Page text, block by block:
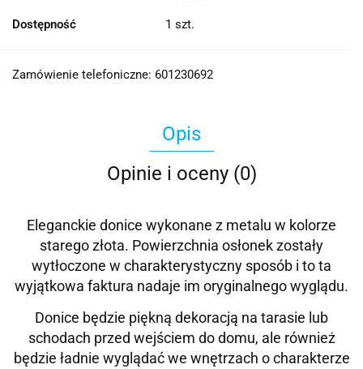
Dostępność 1 szt.
Zamówienie telefoniczne: 601230692
Opis
Opinie i oceny (0)
Eleganckie donice wykonane z metalu w kolorze
starego złota. Powierzchnia osłonek zostały
wytłoczone w charakterystyczny sposób i to ta
wyjątkowa faktura nadaje im oryginalnego wyglądu.
Donice będzie piękną dekoracją na tarasie lub
schodach przed wejściem do domu, ale również
będzie ładnie wyglądać we wnętrzach o charakterze